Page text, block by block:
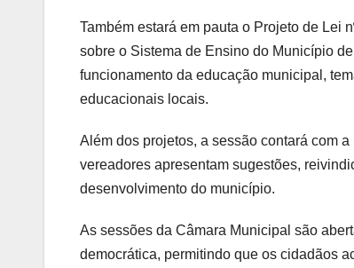
Também estará em pauta o Projeto de Lei
sobre o Sistema de Ensino do Município
funcionamento da educação municipal,
educacionais locais.
Além dos projetos, a sessão contará com
vereadores apresentam sugestões,
desenvolvimento do município.
As sessões da Câmara Municipal são
democrática, permitindo que os cidadãos